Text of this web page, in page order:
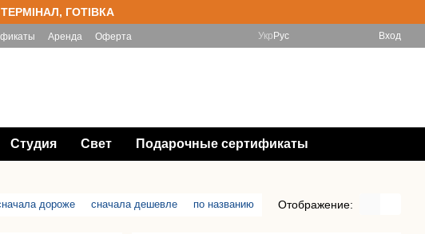
ГОТІВКА
Аренда
Оферта
Укр Рус Вход
Студия Свет Подарочные сертификаты
дороже сначала дешевле по названию Отображение: